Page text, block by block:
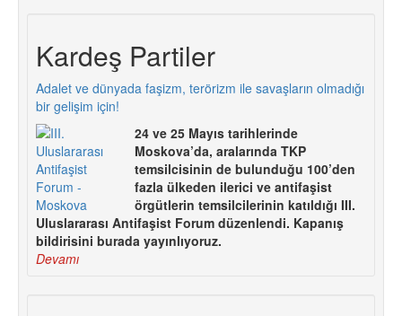
Kardeş Partiler
Adalet ve dünyada faşizm, terörizm ile savaşların olmadığı
bir gelişim için!
24 ve 25 Mayıs tarihlerinde
Moskova’da, aralarında TKP
temsilcisinin de bulunduğu 100’den
fazla ülkeden ilerici ve antifaşist
örgütlerin temsilcilerinin katıldığı III.
Uluslararası Antifaşist Forum düzenlendi. Kapanış
bildirisini burada yayınlıyoruz.
Devamı